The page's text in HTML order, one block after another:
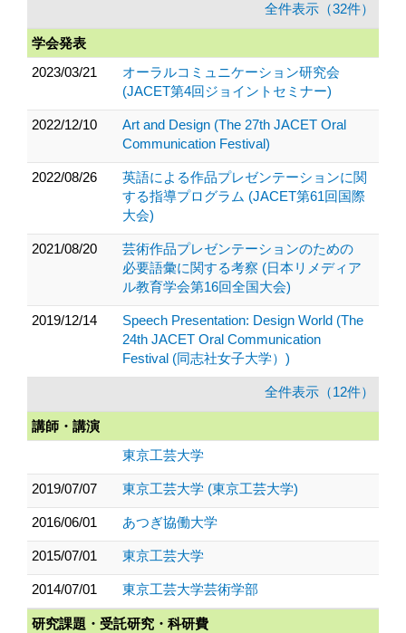
全件表示（32件）
学会発表
2023/03/21
オーラルコミュニケーション研究会
(JACET第4回ジョイントセミナー)
2022/12/10
Art and Design (The 27th JACET Oral
Communication Festival)
2022/08/26
英語による作品プレゼンテーションに関
する指導プログラム (JACET第61回国際
大会)
2021/08/20
芸術作品プレゼンテーションのための
必要語彙に関する考察 (日本リメディア
ル教育学会第16回全国大会)
2019/12/14
Speech Presentation: Design World (The
24th JACET Oral Communication
Festival (同志社女子大学）)
全件表示（12件）
講師・講演
東京工芸大学
2019/07/07 東京工芸大学 (東京工芸大学)
2016/06/01 あつぎ協働大学
2015/07/01 東京工芸大学
2014/07/01 東京工芸大学芸術学部
研究課題・受託研究・科研費